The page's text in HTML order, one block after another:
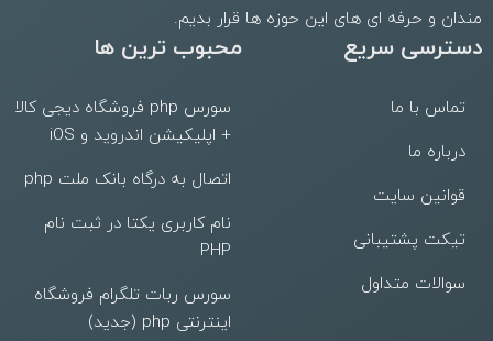
مندان و حرفه ای های این حوزه ها قرار بدیم.
دسترسی سریع
تماس با ما
درباره ما
قوانین سایت
تیکت پشتیبانی
سوالات متداول
محبوب ترین ها
سورس php فروشگاه دیجی کالا
+ اپلیکیشن اندروید و iOS
اتصال به درگاه بانک ملت php
نام کاربری یکتا در ثبت نام
PHP
سورس ربات تلگرام فروشگاه
اینترنتی php (جدید)